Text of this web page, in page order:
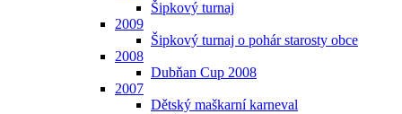
Šipkový turnaj
2009
Šipkový turnaj o pohár starosty obce
2008
Dubňan Cup 2008
2007
Dětský maškarní karneval